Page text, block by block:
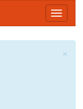
Toggle
×